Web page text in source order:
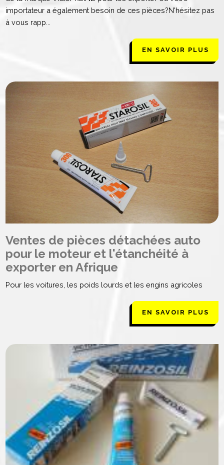
importateur a également besoin de ces pièces?N'hésitez pas
à vous rapp...
EN SAVOIR PLUS
Ventes de pièces détachées auto
pour le moteur et l'étanchéité à
exporter en Afrique
Pour les voitures, les poids lourds et les engins agricoles
EN SAVOIR PLUS